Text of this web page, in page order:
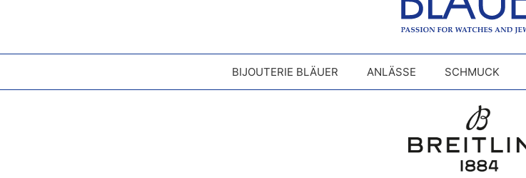
BIJOUTERIE BLÄUER ANLÄSSE SCHMUCK